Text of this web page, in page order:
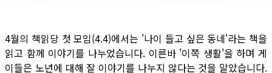
4월의 책읽당 첫 모임(4.4)에서는 '나이 들고 싶은 동네'라는 책을
읽고 함께 이야기를 나누었습니다. 이른바 '이쪽 생활'을 하며 게
이들은 노년에 대해 잘 이야기를 나누지 않다는 것을 알았습니다.